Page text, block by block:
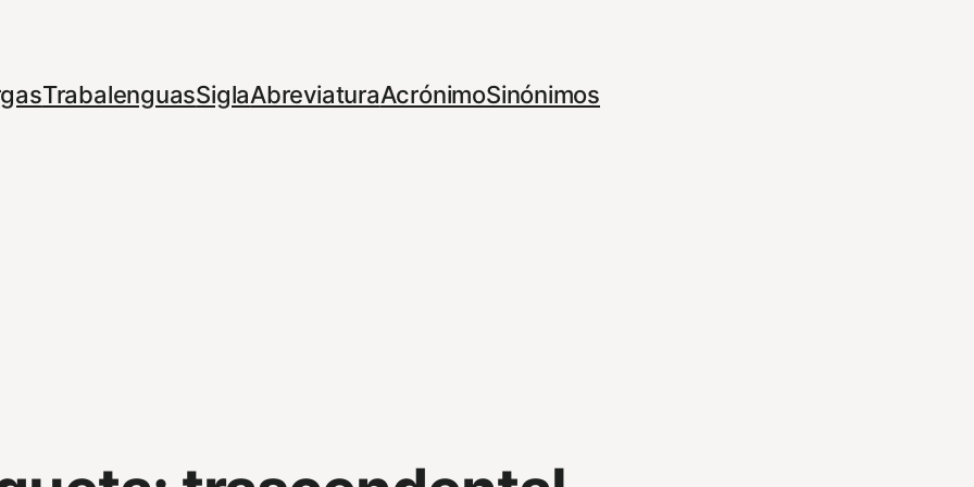
TrabalenguasSiglaAbreviaturaAcrónimoSinónimos